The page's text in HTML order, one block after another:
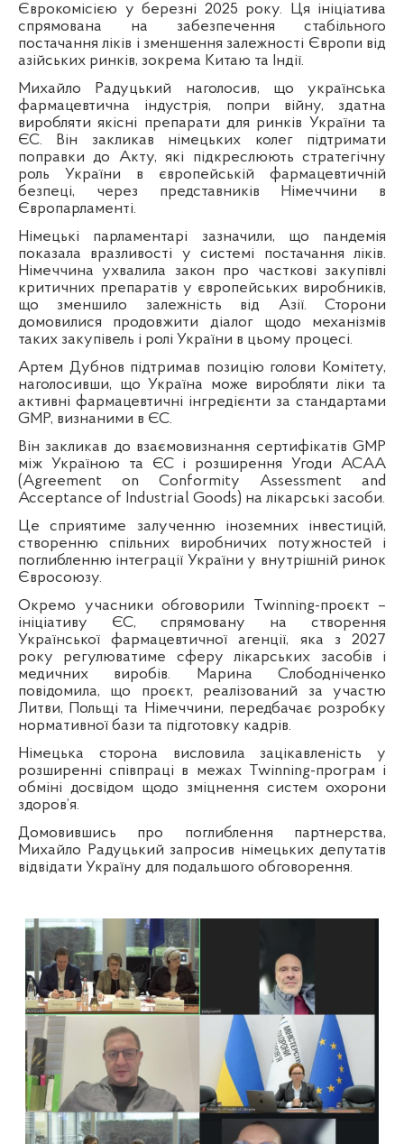
Єврокомісією у березні 2025 року. Ця ініціатива
спрямована на забезпечення стабільного
постачання ліків і зменшення залежності Європи від
азійських ринків, зокрема Китаю та Індії.
Михайло Радуцький наголосив, що українська
фармацевтична індустрія, попри війну, здатна
виробляти якісні препарати для ринків України та
ЄС. Він закликав німецьких колег підтримати
поправки до Акту, які підкреслюють стратегічну
роль України в європейській фармацевтичній
безпеці, через представників Німеччини в
Європарламенті.
Німецькі парламентарі зазначили, що пандемія
показала вразливості у системі постачання ліків.
Німеччина ухвалила закон про часткові закупівлі
критичних препаратів у європейських виробників,
що зменшило залежність від Азії. Сторони
домовилися продовжити діалог щодо механізмів
таких закупівель і ролі України в цьому процесі.
Артем Дубнов підтримав позицію голови Комітету,
наголосивши, що Україна може виробляти ліки та
активні фармацевтичні інгредієнти за стандартами
GMP, визнаними в ЄС.
Він закликав до взаємовизнання сертифікатів GMP
між Україною та ЄС і розширення Угоди АСАА
(Agreement on Conformity Assessment and
Acceptance of Industrial Goods) на лікарські засоби.
Це сприятиме залученню іноземних інвестицій,
створенню спільних виробничих потужностей і
поглибленню інтеграції України у внутрішній ринок
Євросоюзу.
Окремо учасники обговорили Twinning-проєкт –
ініціативу ЄС, спрямовану на створення
Української фармацевтичної агенції, яка з 2027
року регулюватиме сферу лікарських засобів і
медичних виробів. Марина Слободніченко
повідомила, що проєкт, реалізований за участю
Литви, Польщі та Німеччини, передбачає розробку
нормативної бази та підготовку кадрів.
Німецька сторона висловила зацікавленість у
розширенні співпраці в межах Twinning-програм і
обміні досвідом щодо зміцнення систем охорони
здоров’я.
Домовившись про поглиблення партнерства,
Михайло Радуцький запросив німецьких депутатів
відвідати Україну для подальшого обговорення.